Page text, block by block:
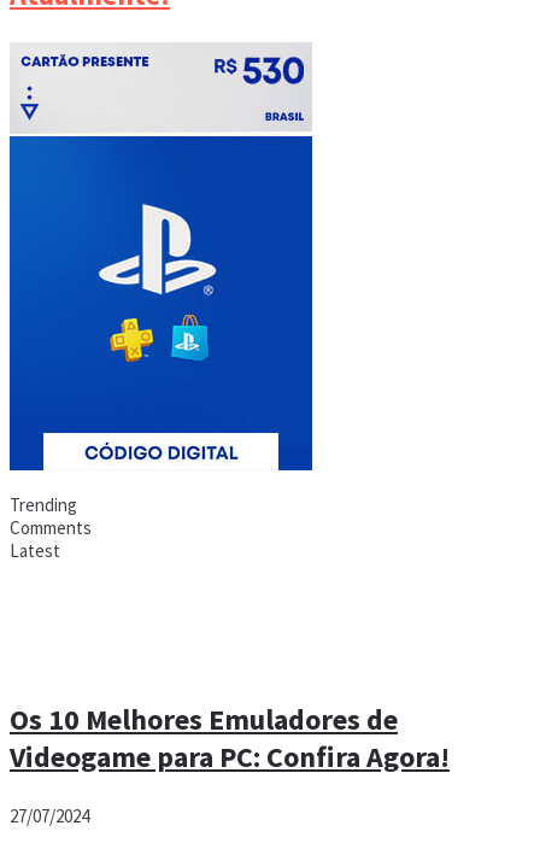
Trending
Comments
Latest
Os 10 Melhores Emuladores de
Videogame para PC: Confira Agora!
27/07/2024